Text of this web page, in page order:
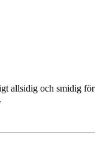
allsidig och smidig för